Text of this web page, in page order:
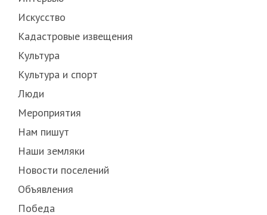
Искусство
Кадастровые извещения
Культура
Культура и спорт
Люди
Мероприятия
Нам пишут
Наши земляки
Новости поселений
Объявления
Победа